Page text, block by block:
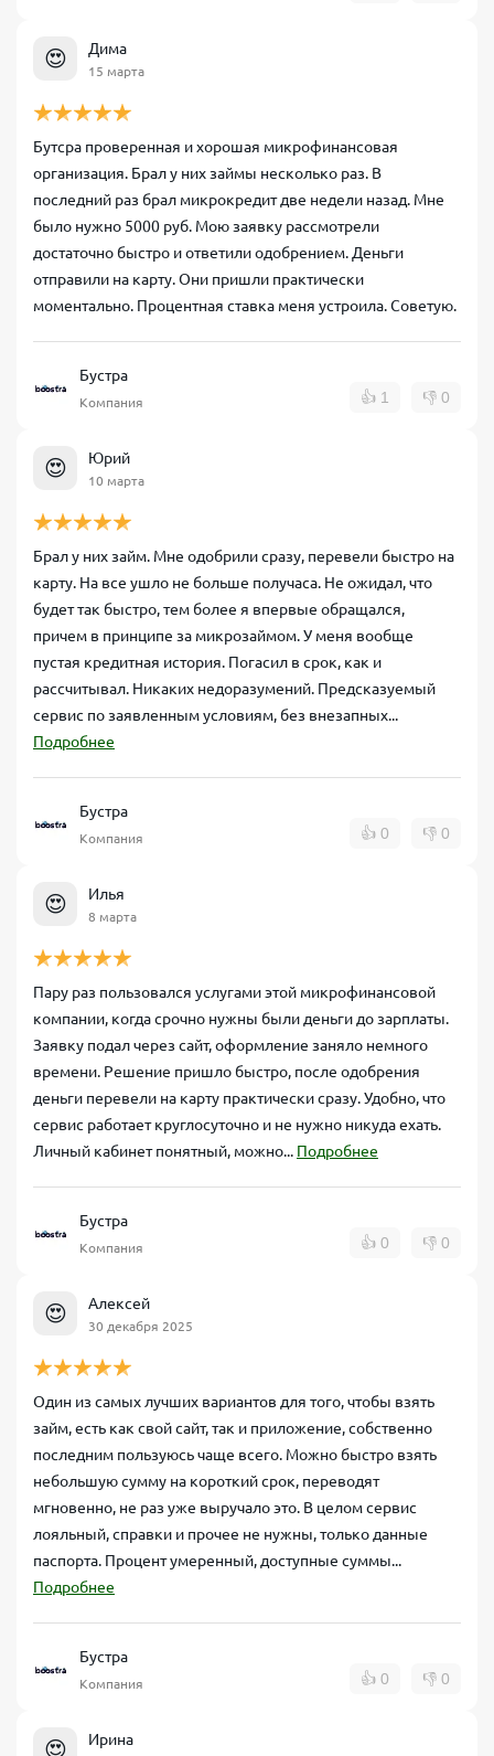
😍 Дима
15 марта
Бутсра проверенная и хорошая микрофинансовая
организация. Брал у них займы несколько раз. В
последний раз брал микрокредит две недели назад. Мне
было нужно 5000 руб. Мою заявку рассмотрели
достаточно быстро и ответили одобрением. Деньги
отправили на карту. Они пришли практически
моментально. Процентная ставка меня устроила. Советую.
Бустра
Компания 👍 1 👎 0
😍 Юрий
10 марта
Брал у них займ. Мне одобрили сразу, перевели быстро на
карту. На все ушло не больше получаса. Не ожидал, что
будет так быстро, тем более я впервые обращался,
причем в принципе за микрозаймом. У меня вообще
пустая кредитная история. Погасил в срок, как и
рассчитывал. Никаких недоразумений. Предсказуемый
сервис по заявленным условиям, без внезапных...
Подробнее
Бустра
Компания 👍 0 👎 0
😍 Илья
8 марта
Пару раз пользовался услугами этой микрофинансовой
компании, когда срочно нужны были деньги до зарплаты.
Заявку подал через сайт, оформление заняло немного
времени. Решение пришло быстро, после одобрения
деньги перевели на карту практически сразу. Удобно, что
сервис работает круглосуточно и не нужно никуда ехать.
Личный кабинет понятный, можно... Подробнее
Бустра
Компания 👍 0 👎 0
😍 Алексей
30 декабря 2025
Один из самых лучших вариантов для того, чтобы взять
займ, есть как свой сайт, так и приложение, собственно
последним пользуюсь чаще всего. Можно быстро взять
небольшую сумму на короткий срок, переводят
мгновенно, не раз уже выручало это. В целом сервис
лояльный, справки и прочее не нужны, только данные
паспорта. Процент умеренный, доступные суммы...
Подробнее
Бустра
Компания 👍 0 👎 0
😍 Ирина